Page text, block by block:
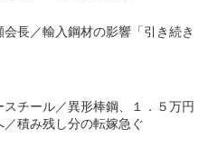
長／輸入鋼材の影響「引き続き
チール／異形棒鋼、１．５万円
積み残し分の転嫁急ぐ